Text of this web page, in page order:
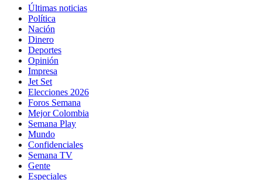
Últimas noticias
Política
Nación
Dinero
Deportes
Opinión
Impresa
Jet Set
Elecciones 2026
Foros Semana
Mejor Colombia
Semana Play
Mundo
Confidenciales
Semana TV
Gente
Especiales